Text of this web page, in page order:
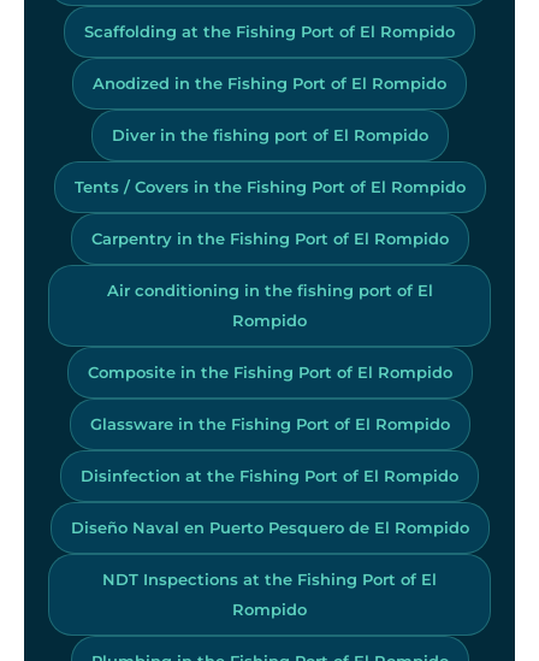
Scaffolding at the Fishing Port of El Rompido
Anodized in the Fishing Port of El Rompido
Diver in the fishing port of El Rompido
Tents / Covers in the Fishing Port of El Rompido
Carpentry in the Fishing Port of El Rompido
Air conditioning in the fishing port of El
Rompido
Composite in the Fishing Port of El Rompido
Glassware in the Fishing Port of El Rompido
Disinfection at the Fishing Port of El Rompido
Diseño Naval en Puerto Pesquero de El Rompido
NDT Inspections at the Fishing Port of El
Rompido